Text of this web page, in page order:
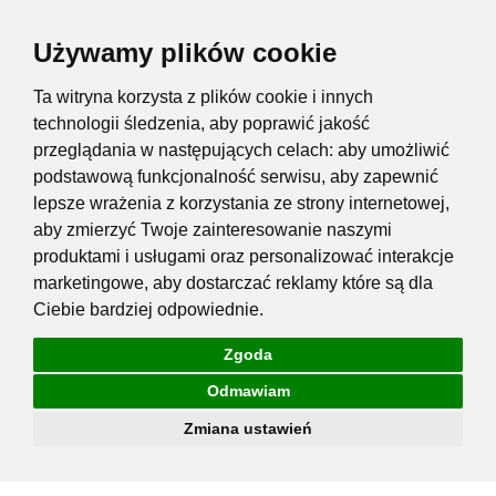
Używamy plików cookie
Ta witryna korzysta z plików cookie i innych
technologii śledzenia, aby poprawić jakość
przeglądania w następujących celach: aby umożliwić
podstawową funkcjonalność serwisu, aby zapewnić
lepsze wrażenia z korzystania ze strony internetowej,
aby zmierzyć Twoje zainteresowanie naszymi
produktami i usługami oraz personalizować interakcje
marketingowe, aby dostarczać reklamy które są dla
Ciebie bardziej odpowiednie.
Zgoda
Odmawiam
Zmiana ustawień